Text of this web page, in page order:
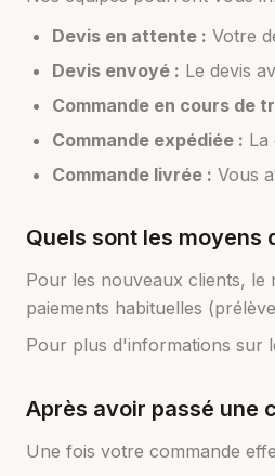
Devis en attente : Votre
Devis envoyé : Le devis
Commande en cours de
Commande expédiée : La
Commande livrée : Vous
Quels sont les moyens
Pour les nouveaux clients, le
paiements habituelles
Pour plus d'informations sur
Après avoir passé une
Une fois votre commande